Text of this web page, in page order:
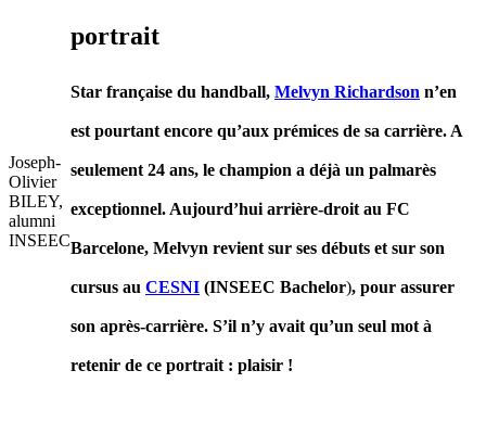
Joseph-
Olivier
BILEY,
alumni
INSEEC
portrait
Star française du handball, Melvyn Richardson n’en
est pourtant encore qu’aux prémices de sa carrière. A
seulement 24 ans, le champion a déjà un palmarès
exceptionnel. Aujourd’hui arrière-droit au FC
Barcelone, Melvyn revient sur ses débuts et sur son
cursus au CESNI (INSEEC Bachelor), pour assurer
son après-carrière. S’il n’y avait qu’un seul mot à
retenir de ce portrait : plaisir !